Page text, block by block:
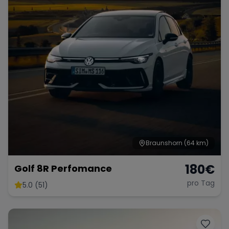
Braunshorn (64 km)
Golf 8R Perfomance
5.0 (51)
180€
pro Tag